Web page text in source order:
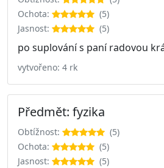
Ochota:
(5)
Jasnost:
(5)
po suplování s paní radovou
vytvořeno: 4 rk
Předmět: fyzika
Obtížnost:
(5)
Ochota:
(5)
Jasnost:
(5)